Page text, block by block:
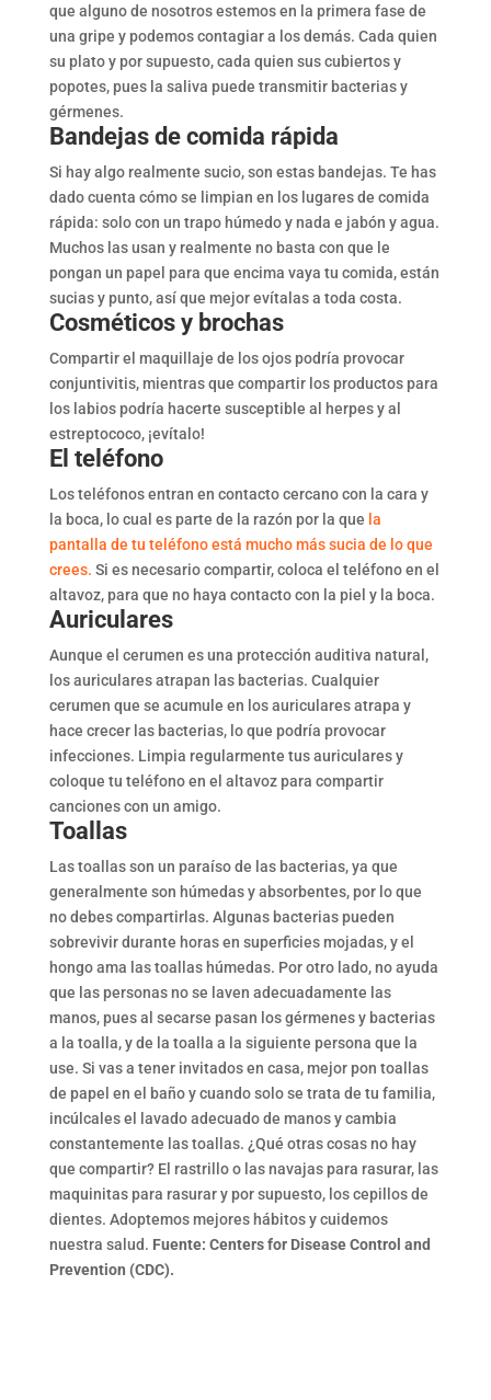
que alguno de nosotros estemos en la primera fase de
una gripe y podemos contagiar a los demás. Cada quien
su plato y por supuesto, cada quien sus cubiertos y
popotes, pues la saliva puede transmitir bacterias y
gérmenes.
Bandejas de comida rápida
Si hay algo realmente sucio, son estas bandejas. Te has
dado cuenta cómo se limpian en los lugares de comida
rápida: solo con un trapo húmedo y nada e jabón y agua.
Muchos las usan y realmente no basta con que le
pongan un papel para que encima vaya tu comida, están
sucias y punto, así que mejor evítalas a toda costa.
Cosméticos y brochas
Compartir el maquillaje de los ojos podría provocar
conjuntivitis, mientras que compartir los productos para
los labios podría hacerte susceptible al herpes y al
estreptococo, ¡evítalo!
El teléfono
Los teléfonos entran en contacto cercano con la cara y
la boca, lo cual es parte de la razón por la que la
pantalla de tu teléfono está mucho más sucia de lo que
crees. Si es necesario compartir, coloca el teléfono en el
altavoz, para que no haya contacto con la piel y la boca.
Auriculares
Aunque el cerumen es una protección auditiva natural,
los auriculares atrapan las bacterias. Cualquier
cerumen que se acumule en los auriculares atrapa y
hace crecer las bacterias, lo que podría provocar
infecciones. Limpia regularmente tus auriculares y
coloque tu teléfono en el altavoz para compartir
canciones con un amigo.
Toallas
Las toallas son un paraíso de las bacterias, ya que
generalmente son húmedas y absorbentes, por lo que
no debes compartirlas. Algunas bacterias pueden
sobrevivir durante horas en superficies mojadas, y el
hongo ama las toallas húmedas. Por otro lado, no ayuda
que las personas no se laven adecuadamente las
manos, pues al secarse pasan los gérmenes y bacterias
a la toalla, y de la toalla a la siguiente persona que la
use. Si vas a tener invitados en casa, mejor pon toallas
de papel en el baño y cuando solo se trata de tu familia,
incúlcales el lavado adecuado de manos y cambia
constantemente las toallas. ¿Qué otras cosas no hay
que compartir? El rastrillo o las navajas para rasurar, las
maquinitas para rasurar y por supuesto, los cepillos de
dientes. Adoptemos mejores hábitos y cuidemos
nuestra salud. Fuente: Centers for Disease Control and
Prevention (CDC).